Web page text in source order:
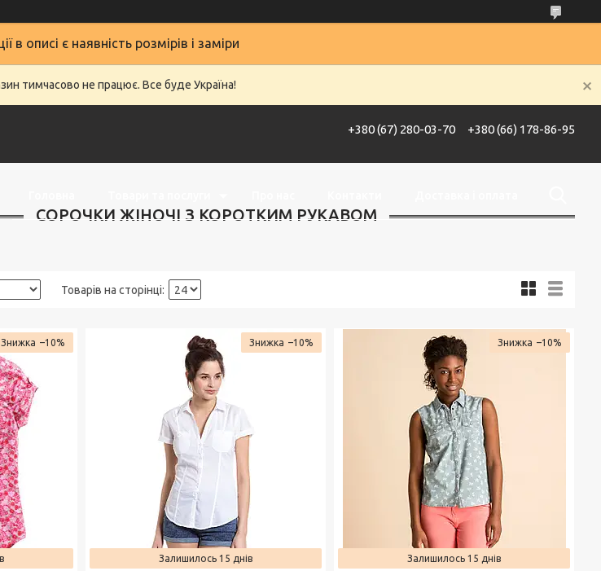
в описі є наявність розмірів і заміри
тимчасово не працює. Все буде Україна!
+380 (67) 280-03-70 +380 (66) 178-86-95
СОРОЧКИ ЖІНОЧІ З КОРОТКИМ РУКАВОМ
–10% –10%
Залишилось 15 днів
–10%
Залишилось 15 днів